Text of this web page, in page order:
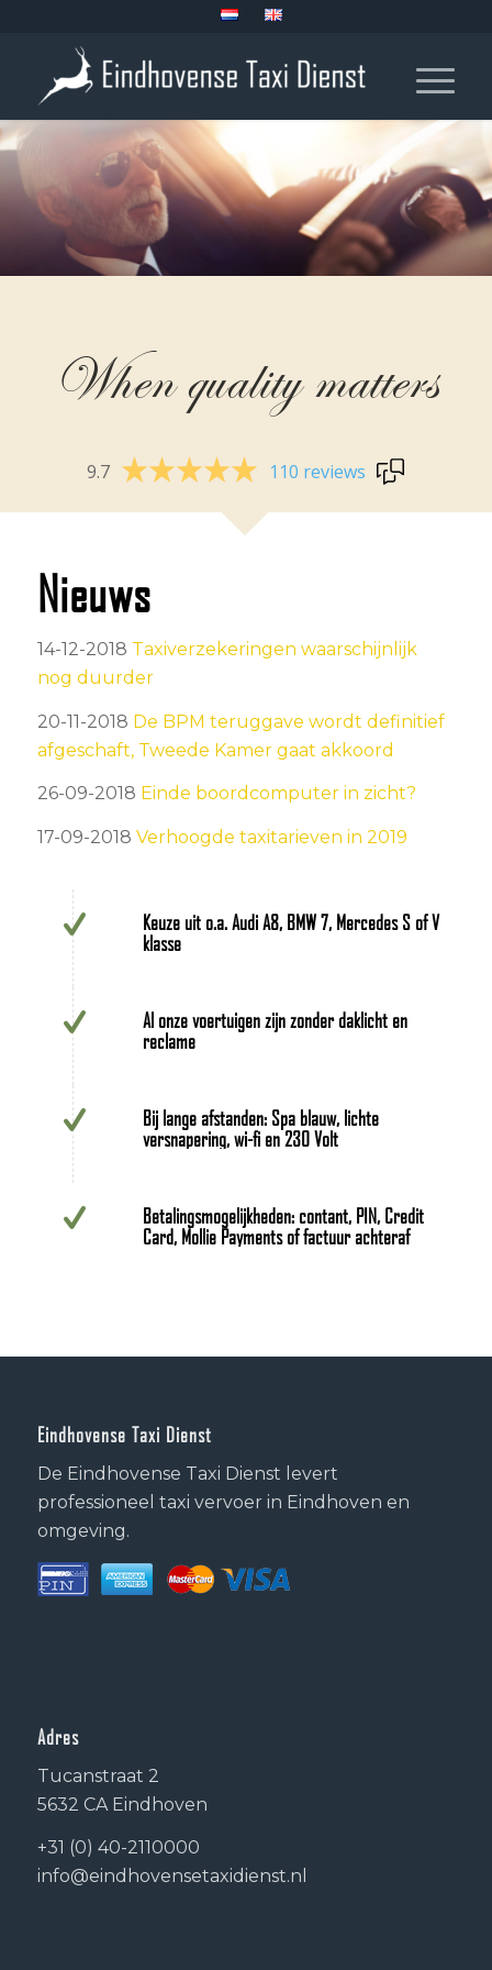
When quality matters
9.7 110 reviews
Nieuws
14-12-2018 Taxiverzekeringen waarschijnlijk
nog duurder
20-11-2018 De BPM teruggave wordt definitief
afgeschaft, Tweede Kamer gaat akkoord
26-09-2018 Einde boordcomputer in zicht?
17-09-2018 Verhoogde taxitarieven in 2019
Keuze uit o.a. Audi A8, BMW 7, Mercedes S of V
klasse
Al onze voertuigen zijn zonder daklicht en
reclame
Bij lange afstanden: Spa blauw, lichte
versnapering, wi-fi en 230 Volt
Betalingsmogelijkheden: contant, PIN, Credit
Card, Mollie Payments of factuur achteraf
Eindhovense Taxi Dienst
De Eindhovense Taxi Dienst levert
professioneel taxi vervoer in Eindhoven en
omgeving.
Adres
Tucanstraat 2
5632 CA Eindhoven
+31 (0) 40-2110000
info@eindhovensetaxidienst.nl